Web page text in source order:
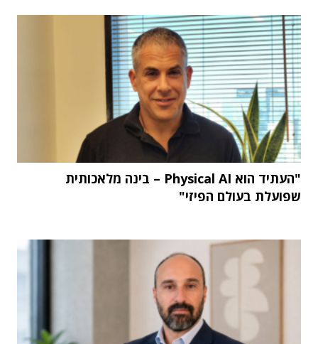
"העתיד הוא Physical AI – בינה מלאכותית
שפועלת בעולם הפיזי"